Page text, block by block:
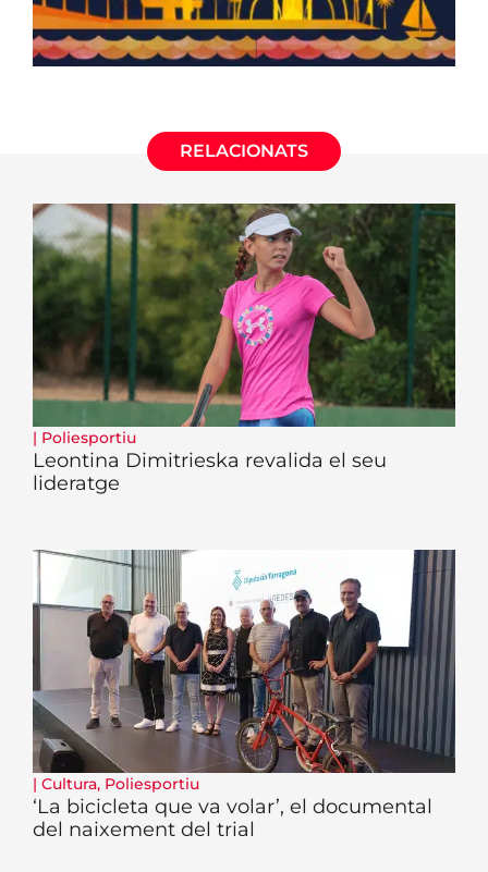
RELACIONATS
| Poliesportiu
Leontina Dimitrieska revalida el seu
lideratge
| Cultura, Poliesportiu
‘La bicicleta que va volar’, el documental
del naixement del trial